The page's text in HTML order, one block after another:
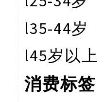
l35-44岁
l45岁以上
消费标签